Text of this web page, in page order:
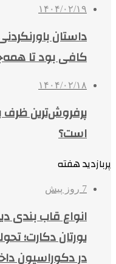
۱۴۰۴/۰۲/۱۹
داستان
کافی بود تا
۱۴۰۴/۰۲/۱۸
پرفروش‌ترین
است؟
پربازدید هفته
7 روز پیش
انواع قاب بندی
یورتان دکارت؛
در دکوراسیون